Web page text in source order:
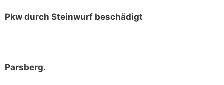
Pkw durch Steinwurf beschädigt
Parsberg.